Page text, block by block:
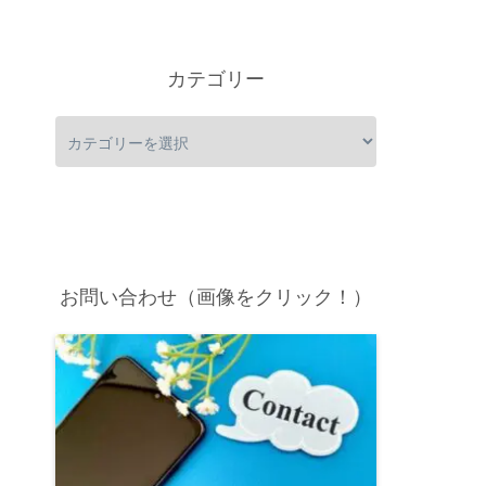
カテゴリー
お問い合わせ（画像をクリック！）